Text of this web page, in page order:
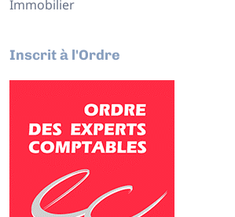
Immobilier
Inscrit à l'Ordre